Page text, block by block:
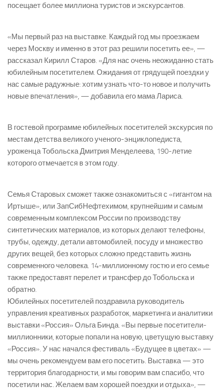
посещает более миллиона туристов и экскурсантов.
«Мы первый раз на выставке. Каждый год мы проезжаем
через Москву и именно в этот раз решили посетить ее», —
рассказал Кирилл Старов. «Для нас очень неожиданно стать
юбилейным посетителем. Ожидания от грядущей поездки у
нас самые радужные: хотим узнать что-то новое и получить
новые впечатления», — добавила его мама Лариса.
В гостевой программе юбилейных посетителей экскурсия по
местам детства великого ученого-энциклопедиста,
уроженца Тобольска Дмитрия Менделеева, 190-летие
которого отмечается в этом году.
Семья Старовых сможет также ознакомиться с «гигантом на
Иртыше», или ЗапСибНефтехимом, крупнейшим и самым
современным комплексом России по производству
синтетических материалов, из которых делают телефоны,
трубы, одежду, детали автомобилей, посуду и множество
других вещей, без которых сложно представить жизнь
современного человека. 14-миллионному гостю и его семье
также предоставят перелет и трансфер до Тобольска и
обратно.
Юбилейных посетителей поздравила руководитель
управления креативных разработок, маркетинга и аналитики
выставки «Россия» Ольга Бинда. «Вы первые посетители-
миллионники, которые попали на новую, цветущую выставку
«Россия». У нас начался фестиваль «Будущее в цветах» —
мы очень рекомендуем вам его посетить. Выставка — это
территория благодарности, и мы говорим вам спасибо, что
посетили нас. Желаем вам хорошей поездки и отдыха», —